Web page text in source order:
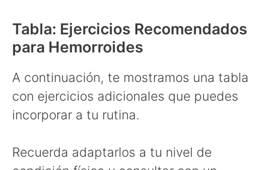
Tabla: Ejercicios Recomendados
para Hemorroides
A continuación, te mostramos una tabla
con ejercicios adicionales que puedes
incorporar a tu rutina.
Recuerda adaptarlos a tu nivel de